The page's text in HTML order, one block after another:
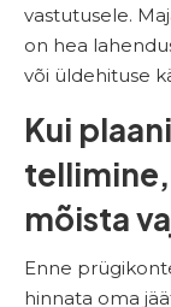
vastutusele.
on hea
või üldehituse
Kui
mõista
Enne
hinnata oma